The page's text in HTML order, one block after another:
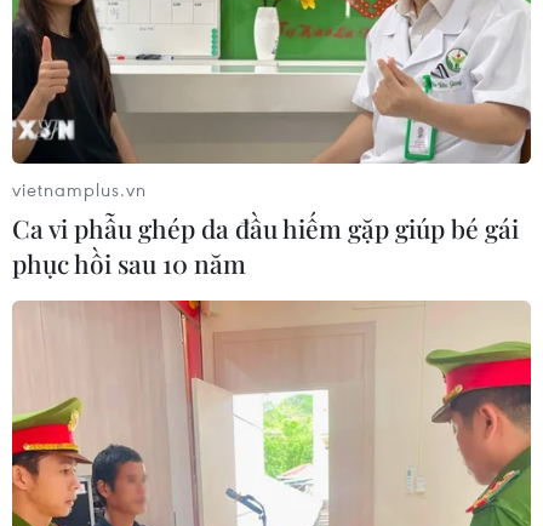
Mỹ ghi nhận ca tử vong đầu tiên
trong mùa dịch cyclosporiasis
04/08/2026 07:11
Phát hiện mới về quá trình lão hóa
của con người
Sâm Ngọc Linh: Báu vật trong tay,
bao giờ "hóa rồng"?
02/08/2026 11:38
vietnamplus.vn
Ca vi phẫu ghép da đầu hiếm gặp giúp bé gái
phục hồi sau 10 năm